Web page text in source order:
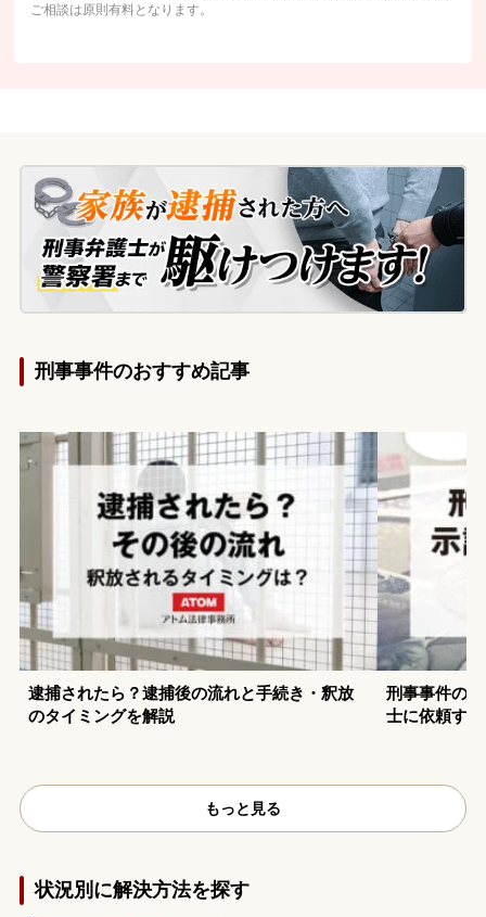
無料相談の口コミ評判
ご相談は原則有料となります。
刑事事件のおすすめ記事
逮捕されたら？逮捕後の流れと手続き・釈放
のタイミングを解説
刑事事件の
士に依頼す
もっと見る
状況別に解決方法を探す